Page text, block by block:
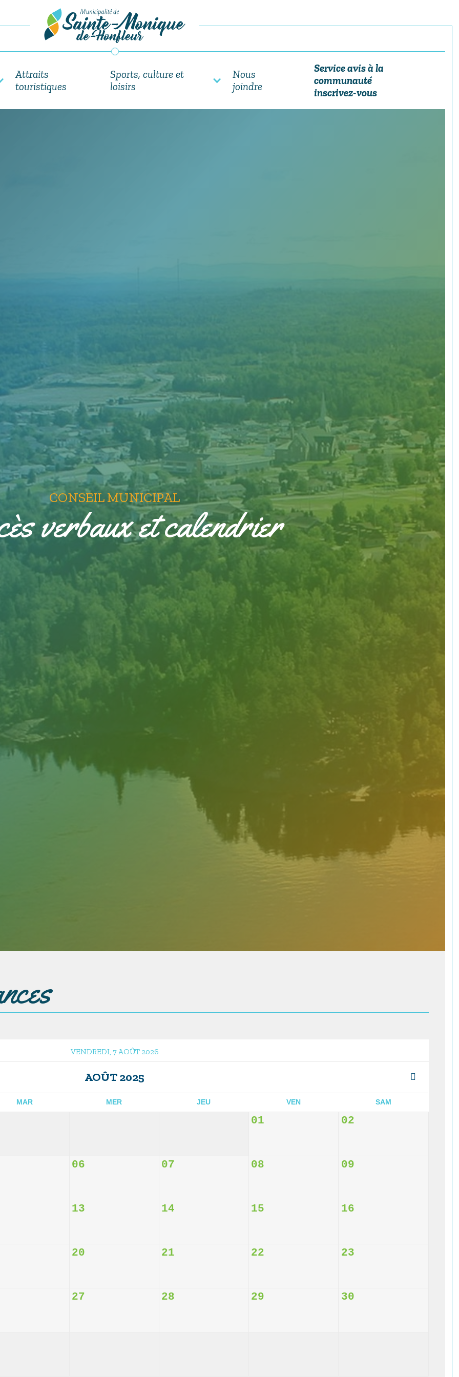
Attraits
touristiques
Sports, culture et
loisirs
Nous
joindre
Service avis à la
communauté
inscrivez-vous
CONSEIL MUNICIPAL
verbaux et calendrier
VENDREDI, 7 AOÛT 2026
AOÛT 2025
MAR MER JEU VEN SAM
01 02
06 07 08 09
13 14 15 16
20 21 22 23
27 28 29 30